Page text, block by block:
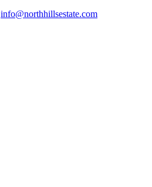
info@northhillsestate.com